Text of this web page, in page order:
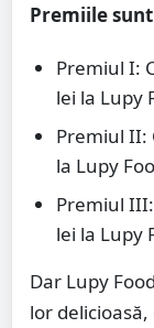
Premiile
Premiul I:
lei la Lupy
Premiul II:
la Lupy
Premiul
lei la Lupy
Dar Lupy
lor